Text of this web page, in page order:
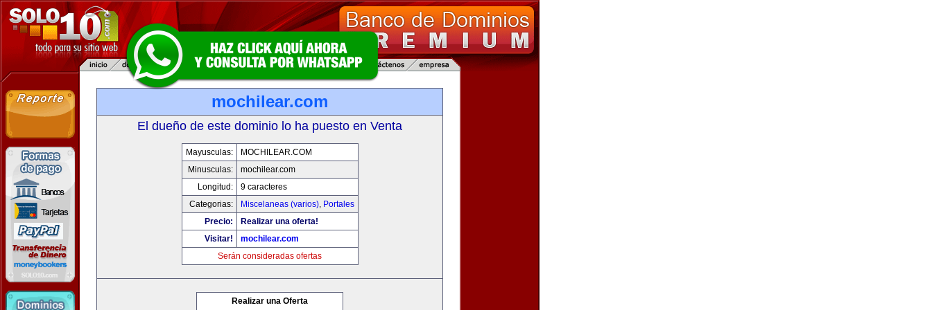
mochilear.com
El dueño de este dominio lo ha puesto en Venta
Mayusculas:
MOCHILEAR.COM
Minusculas:
mochilear.com
Longitud:
9 caracteres
Categorias:
Miscelaneas (varios), Portales
Precio:
Realizar una oferta!
Visitar!
mochilear.com
Serán consideradas ofertas
Realizar una Oferta